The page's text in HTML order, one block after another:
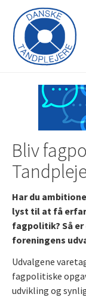
hoved-
indhold
Bliv
Har du
lyst til at få
fagpolitik? Så
foreningens
Udvalgene
fagpolitiske
udvikling og